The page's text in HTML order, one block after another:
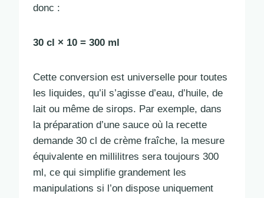
donc :
30 cl × 10 = 300 ml
Cette conversion est universelle pour toutes
les liquides, qu’il s’agisse d’eau, d’huile, de
lait ou même de sirops. Par exemple, dans
la préparation d’une sauce où la recette
demande 30 cl de crème fraîche, la mesure
équivalente en millilitres sera toujours 300
ml, ce qui simplifie grandement les
manipulations si l’on dispose uniquement